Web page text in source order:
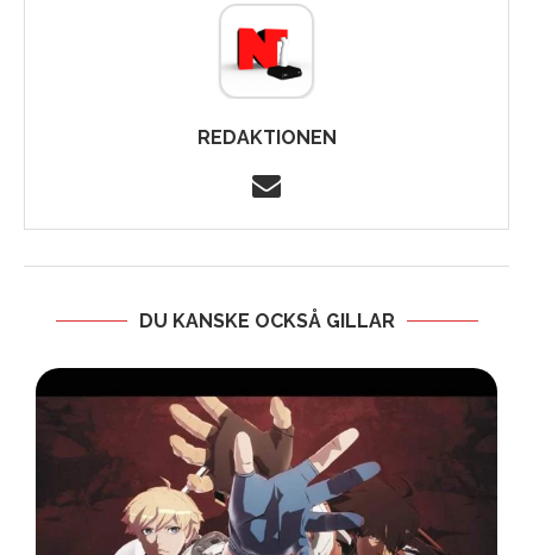
REDAKTIONEN
DU KANSKE OCKSÅ GILLAR